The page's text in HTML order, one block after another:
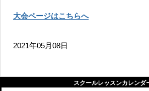
大会ページはこちらへ
2021年05月08日
スクールレッスンカレンダ